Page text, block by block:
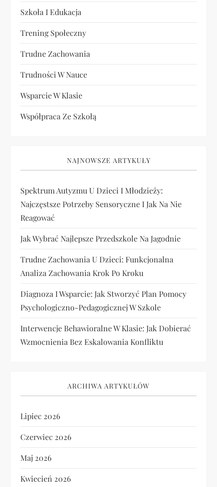
Szkoła I Edukacja
Trening Społeczny
Trudne Zachowania
Trudności W Nauce
Wsparcie W Klasie
Współpraca Ze Szkołą
NAJNOWSZE ARTYKUŁY
Spektrum Autyzmu U Dzieci I Młodzieży:
Najczęstsze Potrzeby Sensoryczne I Jak Na Nie
Reagować
Jak Wybrać Najlepsze Przedszkole Na Jagodnie
Trudne Zachowania U Dzieci: Funkcjonalna
Analiza Zachowania Krok Po Kroku
Diagnoza I Wsparcie: Jak Stworzyć Plan Pomocy
Psychologiczno-Pedagogicznej W Szkole
Interwencje Behawioralne W Klasie: Jak Dobierać
Wzmocnienia Bez Eskalowania Konfliktu
ARCHIWA ARTYKUŁÓW
Lipiec 2026
Czerwiec 2026
Maj 2026
Kwiecień 2026